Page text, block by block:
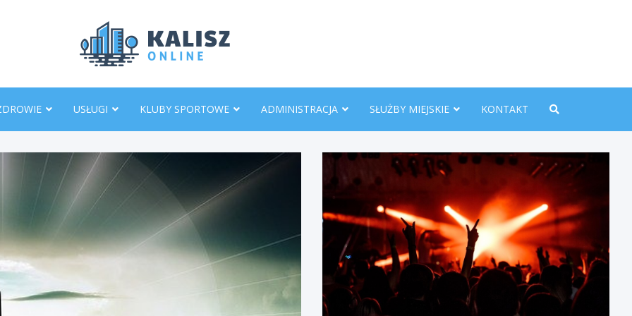
USŁUGI KLUBY SPORTOWE ADMINISTRACJA SŁUŻBY MIEJSKIE KONTAKT